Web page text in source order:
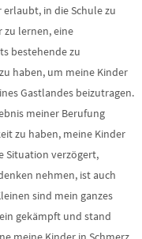
in die Schule zu
zu lernen, eine
bestehende zu
haben, um meine Kinder
Gastlandes beizutragen.
meiner Berufung
zu haben, meine Kinder
Situation verzögert,
nehmen, ist auch
sind mein ganzes
gekämpft und stand